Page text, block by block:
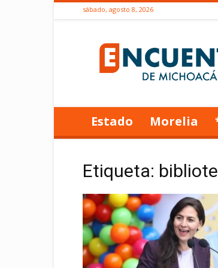
sábado, agosto 8, 2026
de
Estado Morelia
Etiqueta: